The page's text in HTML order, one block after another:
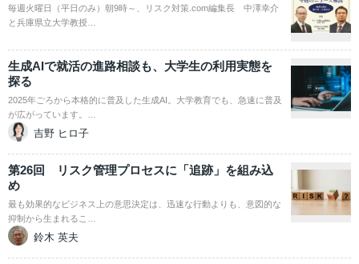
毎週火曜日（平日のみ）朝9時～、リスク対策.com編集長 中澤幸介
と兵庫県立大学教授…
生成AIで就活の進路相談も、大学生の利用実態を
探る
2025年ごろから本格的に普及した生成AI。大学教育でも、急速に普及
が広がっています。…
吉野 ヒロ子
第26回 リスク管理プロセスに「追跡」を組み込
め
最も効果的なビジネス上の意思決定は、迅速な行動よりも、意図的な
抑制から生まれるこ…
鈴木 英夫